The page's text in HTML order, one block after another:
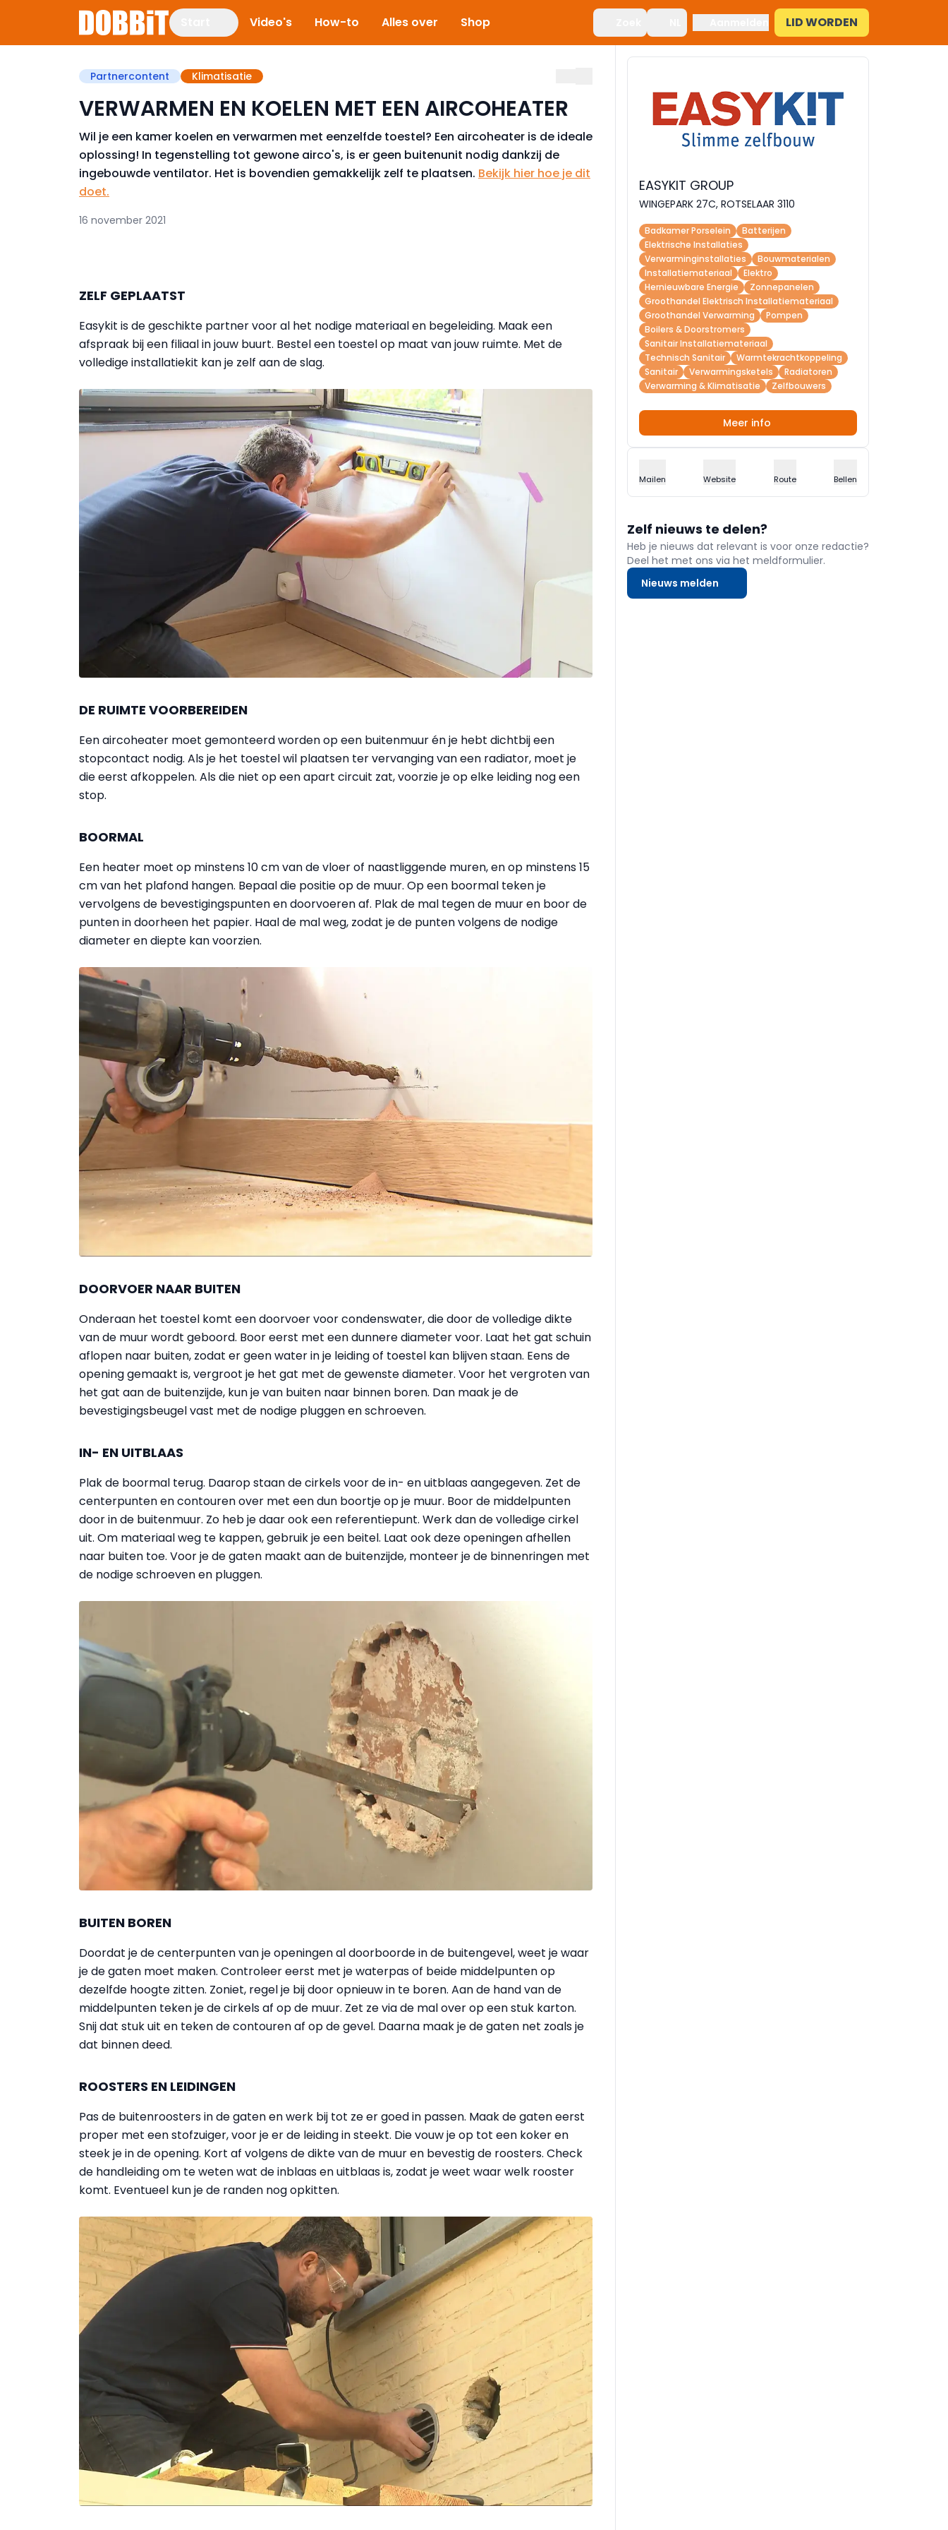
Video's How-to Alles over Shop LID WORDEN
Partnercontent Klimatisatie
VERWARMEN EN KOELEN MET EEN AIRCOHEATER
Wil je een kamer koelen en verwarmen met eenzelfde toestel? Een aircoheater is de ideale
oplossing! In tegenstelling tot gewone airco's, is er geen buitenunit nodig dankzij de
ingebouwde ventilator. Het is bovendien gemakkelijk zelf te plaatsen. Bekijk hier hoe je dit
doet.
16 november 2021
ZELF GEPLAATST
Easykit is de geschikte partner voor al het nodige materiaal en begeleiding. Maak een
afspraak bij een filiaal in jouw buurt. Bestel een toestel op maat van jouw ruimte. Met de
volledige installatiekit kan je zelf aan de slag.
DE RUIMTE VOORBEREIDEN
Een aircoheater moet gemonteerd worden op een buitenmuur én je hebt dichtbij een
stopcontact nodig. Als je het toestel wil plaatsen ter vervanging van een radiator, moet je
die eerst afkoppelen. Als die niet op een apart circuit zat, voorzie je op elke leiding nog een
stop.
BOORMAL
Een heater moet op minstens 10 cm van de vloer of naastliggende muren, en op minstens 15
cm van het plafond hangen. Bepaal die positie op de muur. Op een boormal teken je
vervolgens de bevestigingspunten en doorvoeren af. Plak de mal tegen de muur en boor de
punten in doorheen het papier. Haal de mal weg, zodat je de punten volgens de nodige
diameter en diepte kan voorzien.
DOORVOER NAAR BUITEN
Onderaan het toestel komt een doorvoer voor condenswater, die door de volledige dikte
van de muur wordt geboord. Boor eerst met een dunnere diameter voor. Laat het gat schuin
aflopen naar buiten, zodat er geen water in je leiding of toestel kan blijven staan. Eens de
opening gemaakt is, vergroot je het gat met de gewenste diameter. Voor het vergroten van
het gat aan de buitenzijde, kun je van buiten naar binnen boren. Dan maak je de
bevestigingsbeugel vast met de nodige pluggen en schroeven.
IN- EN UITBLAAS
Plak de boormal terug. Daarop staan de cirkels voor de in- en uitblaas aangegeven. Zet de
centerpunten en contouren over met een dun boortje op je muur. Boor de middelpunten
door in de buitenmuur. Zo heb je daar ook een referentiepunt. Werk dan de volledige cirkel
uit. Om materiaal weg te kappen, gebruik je een beitel. Laat ook deze openingen afhellen
naar buiten toe. Voor je de gaten maakt aan de buitenzijde, monteer je de binnenringen met
de nodige schroeven en pluggen.
BUITEN BOREN
Doordat je de centerpunten van je openingen al doorboorde in de buitengevel, weet je waar
je de gaten moet maken. Controleer eerst met je waterpas of beide middelpunten op
dezelfde hoogte zitten. Zoniet, regel je bij door opnieuw in te boren. Aan de hand van de
middelpunten teken je de cirkels af op de muur. Zet ze via de mal over op een stuk karton.
Snij dat stuk uit en teken de contouren af op de gevel. Daarna maak je de gaten net zoals je
dat binnen deed.
ROOSTERS EN LEIDINGEN
Pas de buitenroosters in de gaten en werk bij tot ze er goed in passen. Maak de gaten eerst
proper met een stofzuiger, voor je er de leiding in steekt. Die vouw je op tot een koker en
steek je in de opening. Kort af volgens de dikte van de muur en bevestig de roosters. Check
de handleiding om te weten wat de inblaas en uitblaas is, zodat je weet waar welk rooster
komt. Eventueel kun je de randen nog opkitten.
EASYKIT GROUP
WINGEPARK 27C, ROTSELAAR 3110
Badkamer Porselein
Batterijen
Elektrische Installaties
Verwarminginstallaties
Bouwmaterialen
Installatiemateriaal
Elektro
Hernieuwbare Energie
Zonnepanelen
Groothandel Elektrisch Installatiemateriaal
Groothandel Verwarming
Pompen
Boilers & Doorstromers
Sanitair Installatiemateriaal
Technisch Sanitair
Warmtekrachtkoppeling
Sanitair
Verwarmingsketels
Radiatoren
Verwarming & Klimatisatie
Zelfbouwers
Meer info
Mailen Website Route Bellen
Zelf nieuws te delen?
Heb je nieuws dat relevant is voor onze redactie?
Deel het met ons via het meldformulier.
Nieuws melden